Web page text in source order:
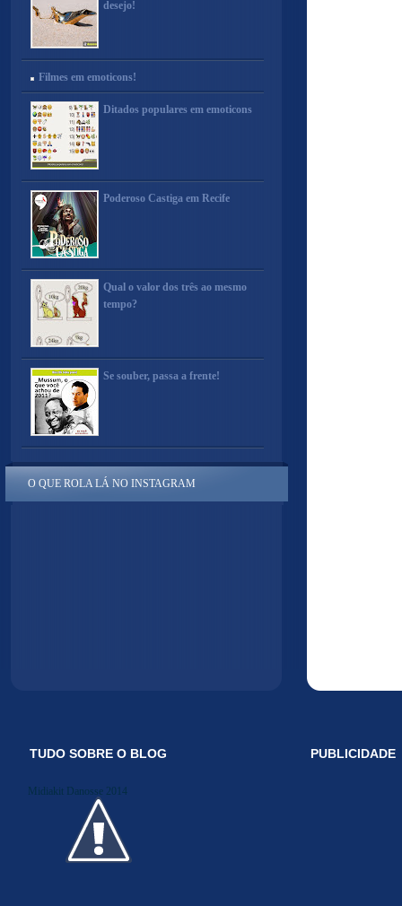
desejo!
Filmes em emoticons!
Ditados populares em emoticons
Poderoso Castiga em Recife
Qual o valor dos três ao mesmo
tempo?
Se souber, passa a frente!
O QUE ROLA LÁ NO INSTAGRAM
TUDO SOBRE O BLOG
Midiakit Danosse 2014
PUBLICIDADE